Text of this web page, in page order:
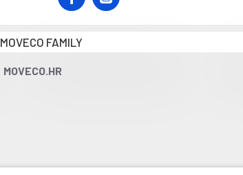
MOVECO FAMILY
MOVECO.HR